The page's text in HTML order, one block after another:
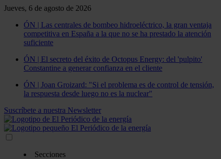
Jueves, 6 de agosto de 2026
ÓN | Las centrales de bombeo hidroeléctrico, la gran ventaja
competitiva en España a la que no se ha prestado la atención
suficiente
ÓN | El secreto del éxito de Octopus Energy: del 'pulpito'
Constantine a generar confianza en el cliente
ÓN | Joan Groizard: "Si el problema es de control de tensión,
la respuesta desde luego no es la nuclear"
Suscríbete a nuestra Newsletter
Secciones